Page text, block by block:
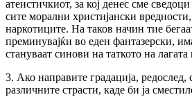
атеистичкиот, за кој денес сме
сите морални христијански
наркотиците. На таков начин тие
преминувајќи во еден фантазерски,
стануваат синови на таткото на лагата
3. Ако направите градација, редослед,
различните страсти, каде би ја